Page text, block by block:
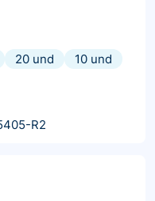
20 und
10 und
R2